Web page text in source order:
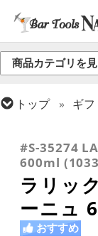
商品カテゴリを
トップ ギフ
ワイングラ
#S-35274
600ml
ラリッ
ーニュ
おすすめ